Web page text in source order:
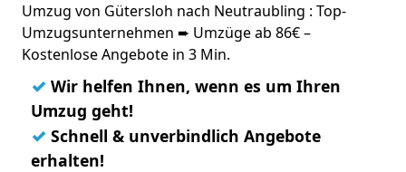
Umzug von Gütersloh nach Neutraubling : Top-
Umzugsunternehmen ➨ Umzüge ab 86€ –
Kostenlose Angebote in 3 Min.
✓ Wir helfen Ihnen, wenn es um Ihren
Umzug geht!
✓ Schnell & unverbindlich Angebote
erhalten!